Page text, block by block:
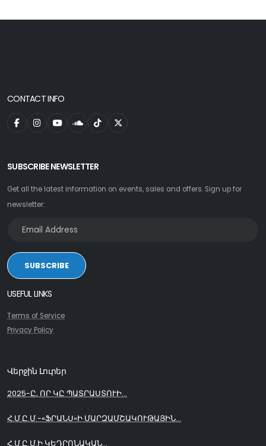
CONTACT INFO
SUBSCRIBE NEWSLETTER
Get all the latest information on events, sales and offers. Sign up for
newsletter:
SUBSCRIBE
USEFUL LINKS
Terms of Service
Privacy Policy
Վերջին Լուրեր
2025-Ը, ՈՐ ԿԸ ՊԱՏՐԱՍՏՈՒԻ...
Հ.Մ.Ը.Մ.-«ՖՐԱՆՍ»Ի ՄԱՐԶԱՄՇԱԿՈՒԹԱՅԻՆ...
Հ.Մ.Ը.Մ.Ի ԿԵԴՐՈՆԱԿԱՆ...